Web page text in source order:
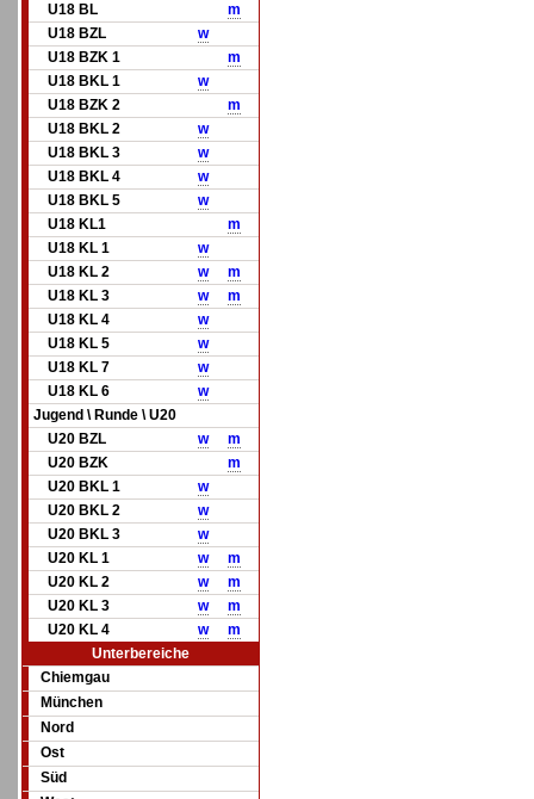
U18 BL
m
U18 BZL
w
U18 BZK 1
m
U18 BKL 1
w
U18 BZK 2
m
U18 BKL 2
w
U18 BKL 3
w
U18 BKL 4
w
U18 BKL 5
w
U18 KL1
m
U18 KL 1
w
U18 KL 2
w
m
U18 KL 3
w
m
U18 KL 4
w
U18 KL 5
w
U18 KL 7
w
U18 KL 6
w
Jugend \ Runde \ U20
U20 BZL
w
m
U20 BZK
m
U20 BKL 1
w
U20 BKL 2
w
U20 BKL 3
w
U20 KL 1
w
m
U20 KL 2
w
m
U20 KL 3
w
m
U20 KL 4
w
m
Unterbereiche
Chiemgau
München
Nord
Ost
Süd